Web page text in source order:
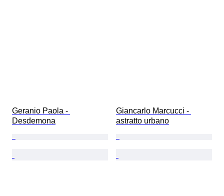
Geranio Paola -
Desdemona
Giancarlo Marcucci -
astratto urbano